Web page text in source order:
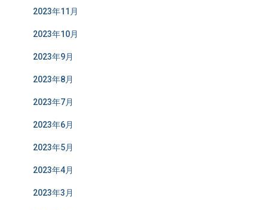
2023年11月
2023年10月
2023年9月
2023年8月
2023年7月
2023年6月
2023年5月
2023年4月
2023年3月